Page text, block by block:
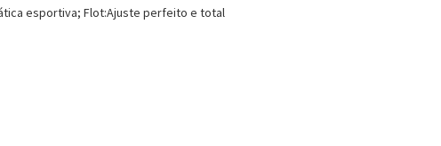
esportiva; Flot:Ajuste perfeito e total